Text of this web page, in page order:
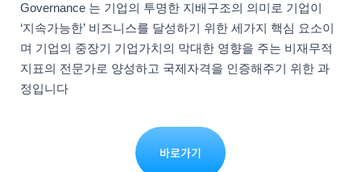
Governance 는 기업의 투명한 지배구조의 의미로 기업이
‘지속가능한’ 비즈니스를 달성하기 위한 세가지 핵심 요소이
며 기업의 중장기 기업가치의 막대한 영향을 주는 비재무적
지표의 전문가로 양성하고 국제자격을 인증해주기 위한 과
정입니다
바로가기